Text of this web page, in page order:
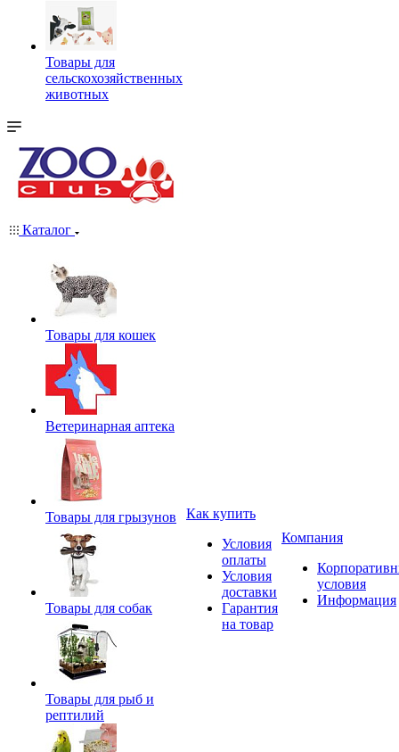
Товары для
сельскохозяйственных
животных
Каталог
Товары для кошек
Ветеринарная аптека
Товары для грызунов
Товары для собак
Товары для рыб и
рептилий
Как купить
Условия
оплаты
Условия
доставки
Гарантия
на товар
Компания
условия
Информация